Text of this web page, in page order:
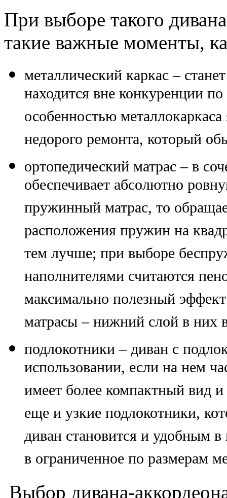
При выборе такого
такие важные моменты,
металлический каркас –
находится вне конкуренции
особенностью
недорого ремонта, который
ортопедический матрас – в
обеспечивает абсолютно
пружинный матрас, то
расположения пружин на
тем лучше; при выборе
наполнителями считаются
максимально полезный
матрасы – нижний слой в них
подлокотники – диван с
использовании, если на нем
имеет более компактный вид
еще и узкие подлокотники,
диван становится и удобным
в ограниченное по размерам
Выбор дивана-